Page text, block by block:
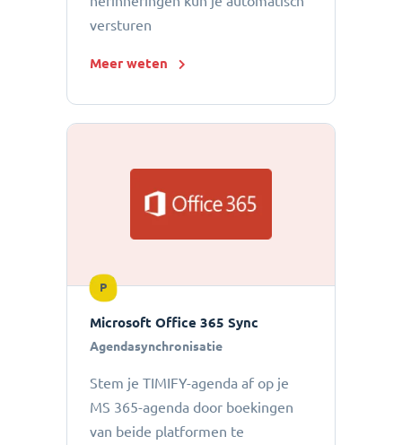
versturen
Meer weten
P
Microsoft Office 365 Sync
Agendasynchronisatie
Stem je TIMIFY-agenda af op je
MS 365-agenda door boekingen
van beide platformen te